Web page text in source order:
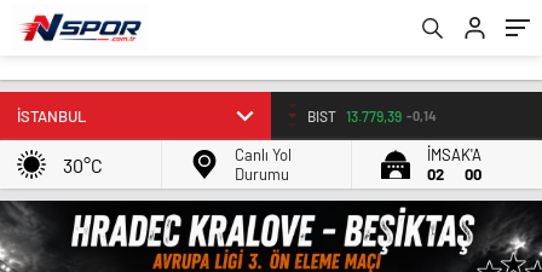
BIST 13.779,39 -0,14
30°C
Canlı Yol
Durumu
İMSAK'A
02
00